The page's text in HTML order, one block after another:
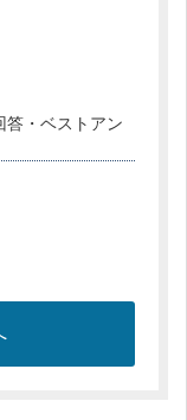
答・ベストアン